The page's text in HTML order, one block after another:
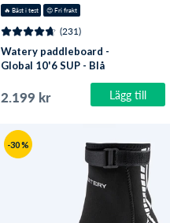
🔥 Bäst i test 😍 Fri frakt
Lägg till
(231)
Watery paddleboard -
Global 10'6 SUP - Blå
2.199 kr
-30 %